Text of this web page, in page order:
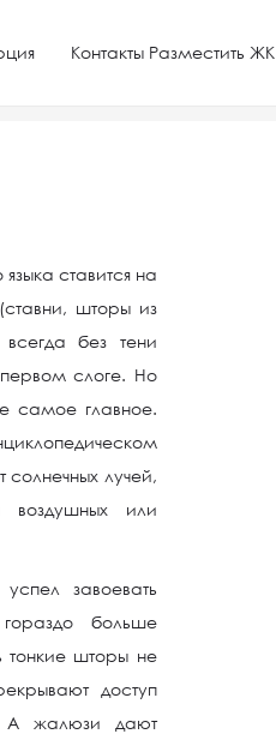
Контакты Разместить ЖК
ставится на
шторы из
без тени
слоге. Но
самое главное.
лучей,
воздушных или
завоевать
больше
тонкие шторы не
доступ
А жалюзи дают